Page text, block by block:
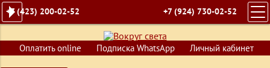
Оплатить online Подписка WhatsApp Личный кабинет
+7 (423) 200-02-52 +7 (924) 730-02-52
ГЛАВНАЯ
ПОИСК ТУРОВ